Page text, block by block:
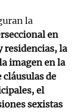
la
en
residencias, la
imagen en la
de
el
sexistas